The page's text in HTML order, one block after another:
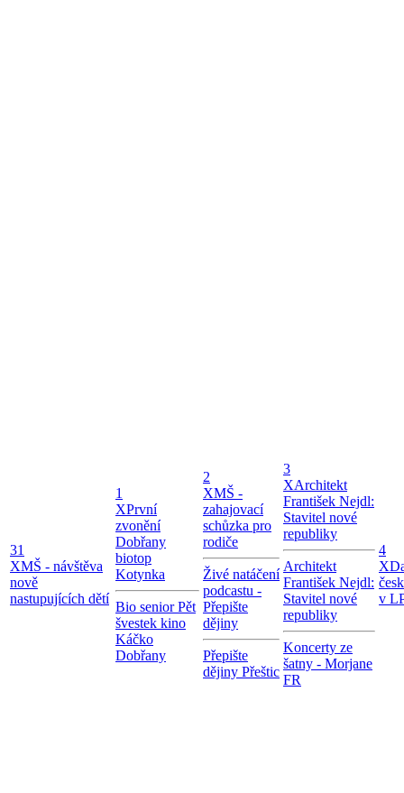
31
XMŠ - návštěva
nově
nastupujících dětí
1
XPrvní
zvonění
Dobřany
biotop
Kotynka
Bio senior Pět
švestek kino
Káčko
Dobřany
2
XMŠ -
zahajovací
schůzka pro
rodiče
Živé natáčení
podcastu -
Přepište
dějiny
Přepište
dějiny Přeštic
3
XArchitekt
František Nejdl:
Stavitel nové
republiky
Architekt
František Nejdl:
Stavitel nové
republiky
Koncerty ze
šatny - Morjane
FR
4
X
v